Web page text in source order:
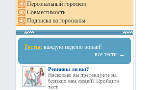
Персональный гороскоп
Совместимость
Подписка на гороскопы
Тесты: каждую неделю новый!
все тесты →
Ревнивы ли вы?
Насколько вы претендуете на
близких вам людей? Пройдите
тест.